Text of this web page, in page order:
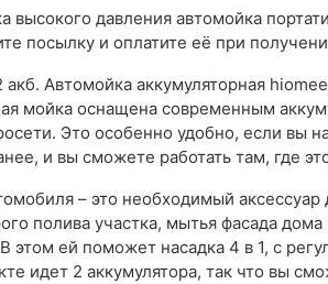
давления автомойка
посылку и оплатите её при
Автомойка аккумуляторная
мойка оснащена современным
Это особенно удобно, если вы
и вы сможете работать там, где
– это необходимый
полива участка, мытья фасада
ей поможет насадка 4 в 1, с
идет 2 аккумулятора, так что вы